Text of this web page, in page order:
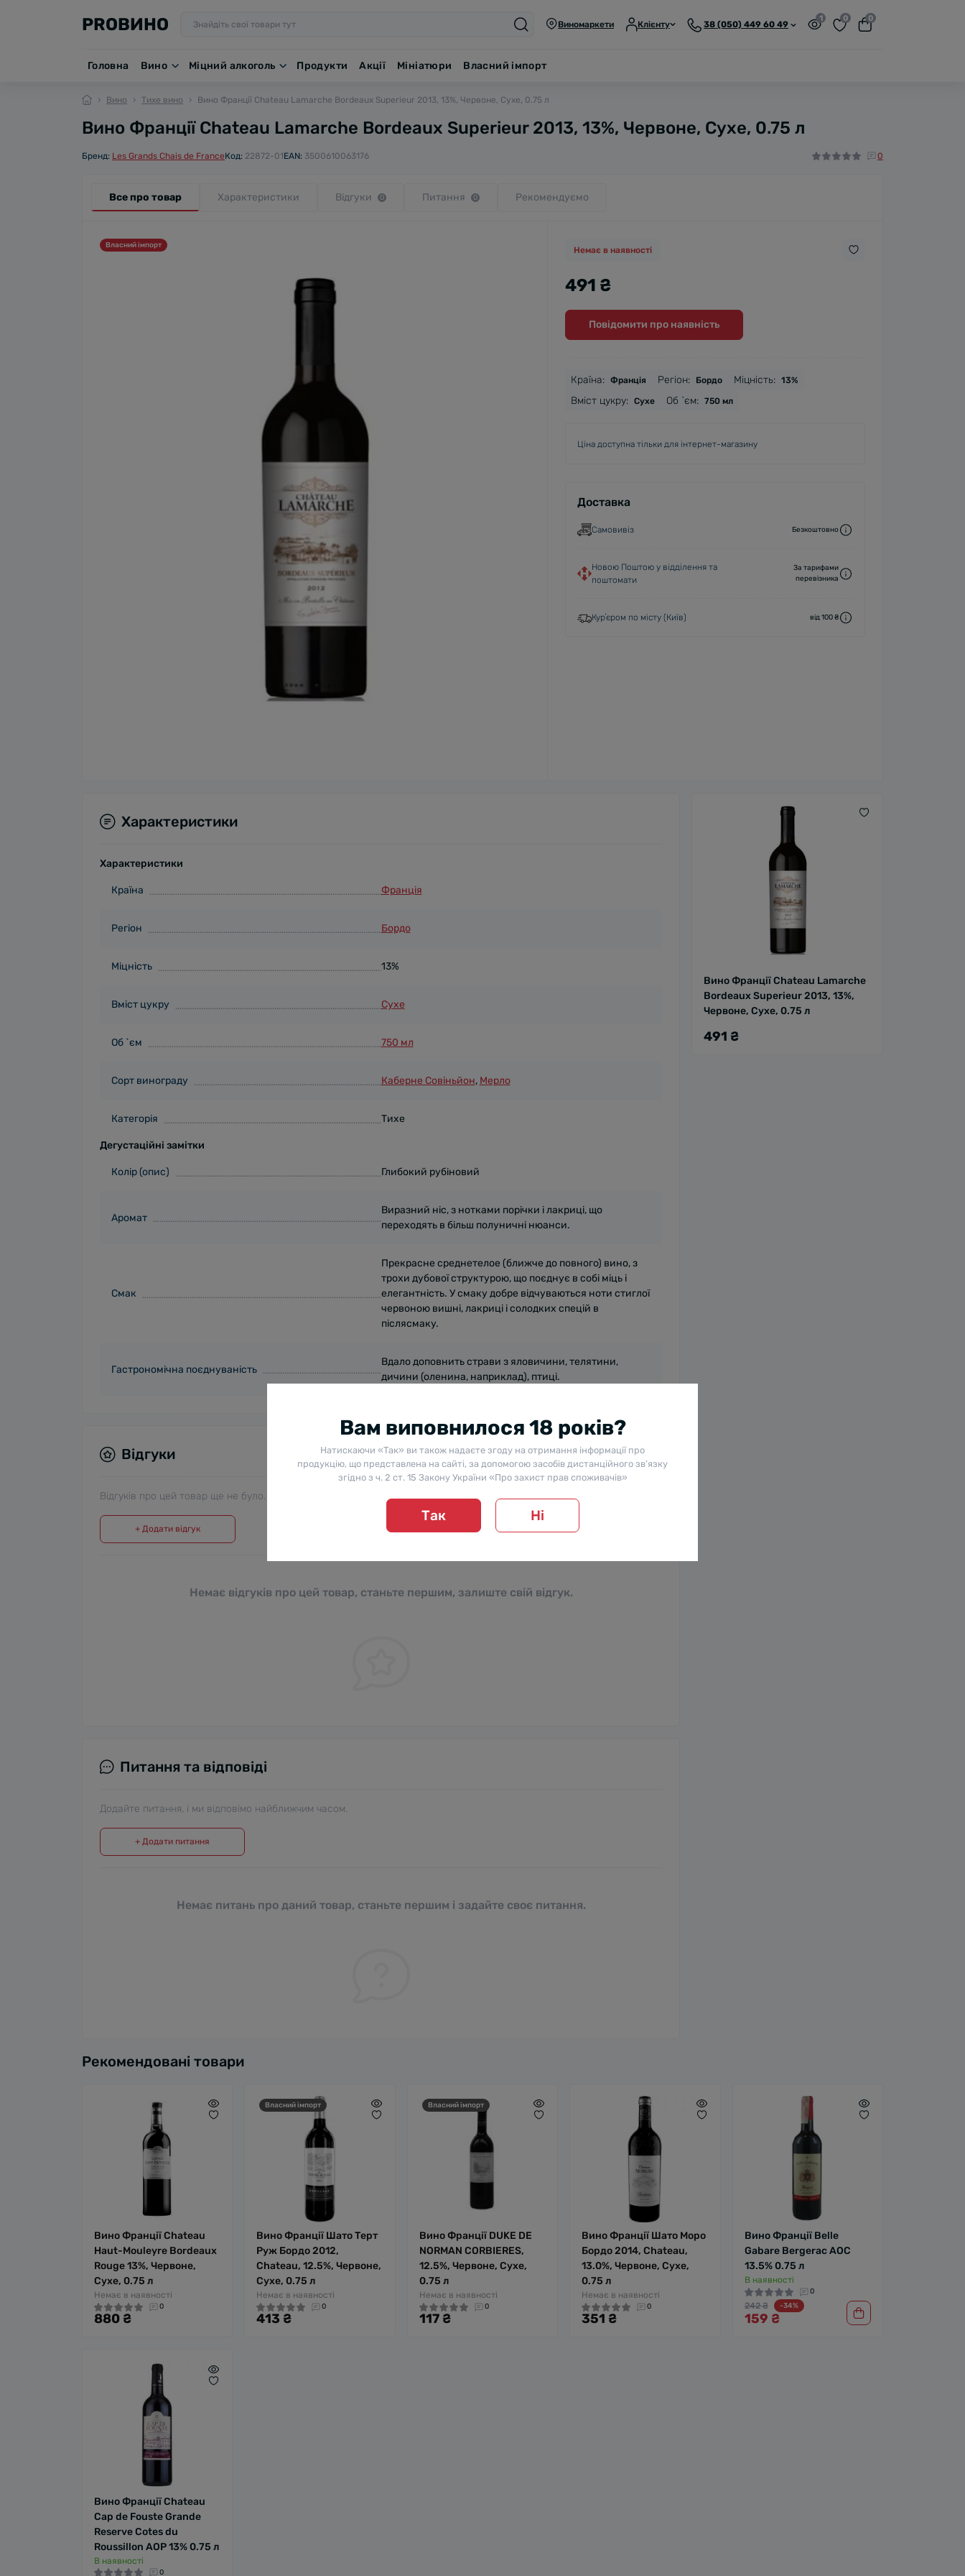
PROВИНО Виномаркети Клієнту 38 (050) 449 60 49
1 0 0
Головна Вино Міцний алкоголь Продукти Акції Мініатюри Власний імпорт
Вино Тихе вино Вино Франції Chateau Lamarche Bordeaux Superieur 2013, 13%, Червоне, Сухе, 0.75 л
Вино Франції Chateau Lamarche Bordeaux Superieur 2013, 13%, Червоне, Сухе, 0.75 л
Бренд: Les Grands Chais de FranceКод: 22872-01EAN: 3500610063176 0
Все про товар Характеристики Відгуки 0 Питання 0 Рекомендуємо
Власний імпорт Немає в наявності
491 ₴
Повідомити про наявність
Країна: Франція Регіон: Бордо Міцність: 13%
Вміст цукру: Сухе Об `єм: 750 мл
Ціна доступна тільки для інтернет-магазину
Доставка
Самовивіз Безкоштовно
Новою Поштою у відділення та
поштомати
За тарифами
перевізника
Курʼєром по місту (Київ) від 100 ₴
Вино Франції Chateau Lamarche
Bordeaux Superieur 2013, 13%,
Червоне, Сухе, 0.75 л
491 ₴
Характеристики
Характеристики
Країна Франція
Регіон Бордо
Міцність 13%
Вміст цукру Сухе
Об `єм 750 мл
Сорт винограду Каберне Совіньйон, Мерло
Категорія Тихе
Дегустаційні замітки
Колір (опис) Глибокий рубіновий
Аромат
Виразний ніс, з нотками порічки і лакриці, що
переходять в більш полуничні нюанси.
Смак
Прекрасне среднетелое (ближче до повного) вино, з
трохи дубової структурою, що поєднує в собі міць і
елегантність. У смаку добре відчуваються ноти стиглої
червоною вишні, лакриці і солодких спецій в
післясмаку.
Гастрономічна поєднуваність
Вдало доповнить страви з яловичини, телятини,
дичини (оленина, наприклад), птиці.
Відгуки
Відгуків про цей товар ще не було.
+ Додати відгук
Немає відгуків про цей товар, станьте першим, залиште свій відгук.
Питання та відповіді
Додайте питання, і ми відповімо найближчим часом.
+ Додати питання
Немає питань про даний товар, станьте першим і задайте своє питання.
Рекомендовані товари
Вино Франції Chateau
Haut-Mouleyre Bordeaux
Rouge 13%, Червоне,
Сухе, 0.75 л
Немає в наявності
0
880 ₴
Власний імпорт
Вино Франції Шато Терт
Руж Бордо 2012,
Chateau, 12.5%, Червоне,
Сухе, 0.75 л
Немає в наявності
0
413 ₴
Власний імпорт
Вино Франції DUKE DE
NORMAN CORBIERES,
12.5%, Червоне, Сухе,
0.75 л
Немає в наявності
0
117 ₴
Вино Франції Шато Моро
Бордо 2014, Chateau,
13.0%, Червоне, Сухе,
0.75 л
Немає в наявності
0
351 ₴
Вино Франції Belle
Gabare Bergerac AOC
13.5% 0.75 л
В наявності
0
242 ₴ -34%
159 ₴
Вино Франції Chateau
Cap de Fouste Grande
Reserve Cotes du
Roussillon AOP 13% 0.75 л
В наявності
0
Вам виповнилося 18 років?
Натискаючи «Так» ви також надаєте згоду на отримання інформації про
продукцію, що представлена на сайті, за допомогою засобів дистанційного зв’язку
згідно з ч. 2 ст. 15 Закону України «Про захист прав споживачів»
Так Ні